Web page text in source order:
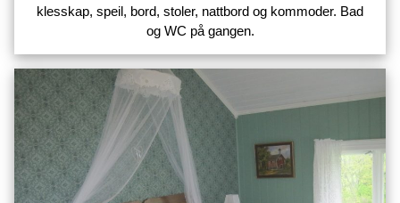
klesskap, speil, bord, stoler, nattbord og kommoder. Bad
og WC på gangen.